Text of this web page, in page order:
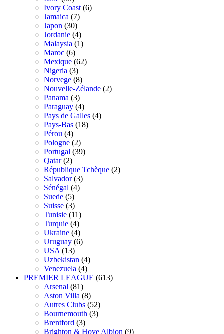
Ivory Coast (6)
Jamaica (7)
Japon (30)
Jordanie (4)
Malaysia (1)
Maroc (6)
Mexique (62)
Nigeria (3)
Norvege (8)
Nouvelle-Zélande (2)
Panama (3)
Paraguay (4)
Pays de Galles (4)
Pays-Bas (18)
Pérou (4)
Pologne (2)
Portugal (39)
Qatar (2)
République Tchèque (2)
Salvador (3)
Sénégal (4)
Suede (5)
Suisse (3)
Tunisie (11)
Turquie (4)
Ukraine (4)
Uruguay (6)
USA (13)
Uzbekistan (4)
Venezuela (4)
PREMIER LEAGUE (613)
Arsenal (81)
Aston Villa (8)
Autres Clubs (52)
Bournemouth (3)
Brentford (3)
Brighton & Hove Albion (9)